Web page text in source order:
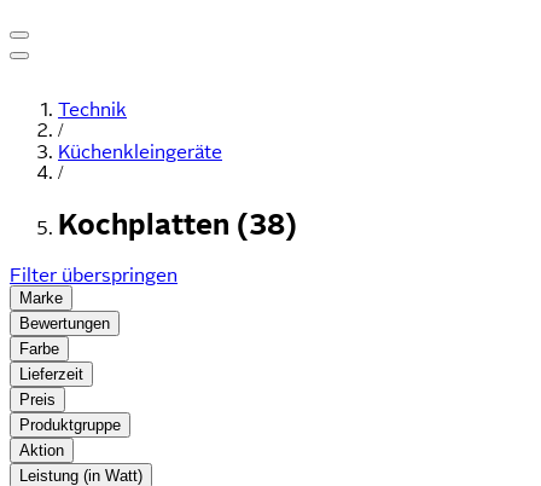
Technik
/
Küchenkleingeräte
/
Kochplatten (38)
Filter überspringen
Marke
Bewertungen
Farbe
Lieferzeit
Preis
Produktgruppe
Aktion
Leistung (in Watt)